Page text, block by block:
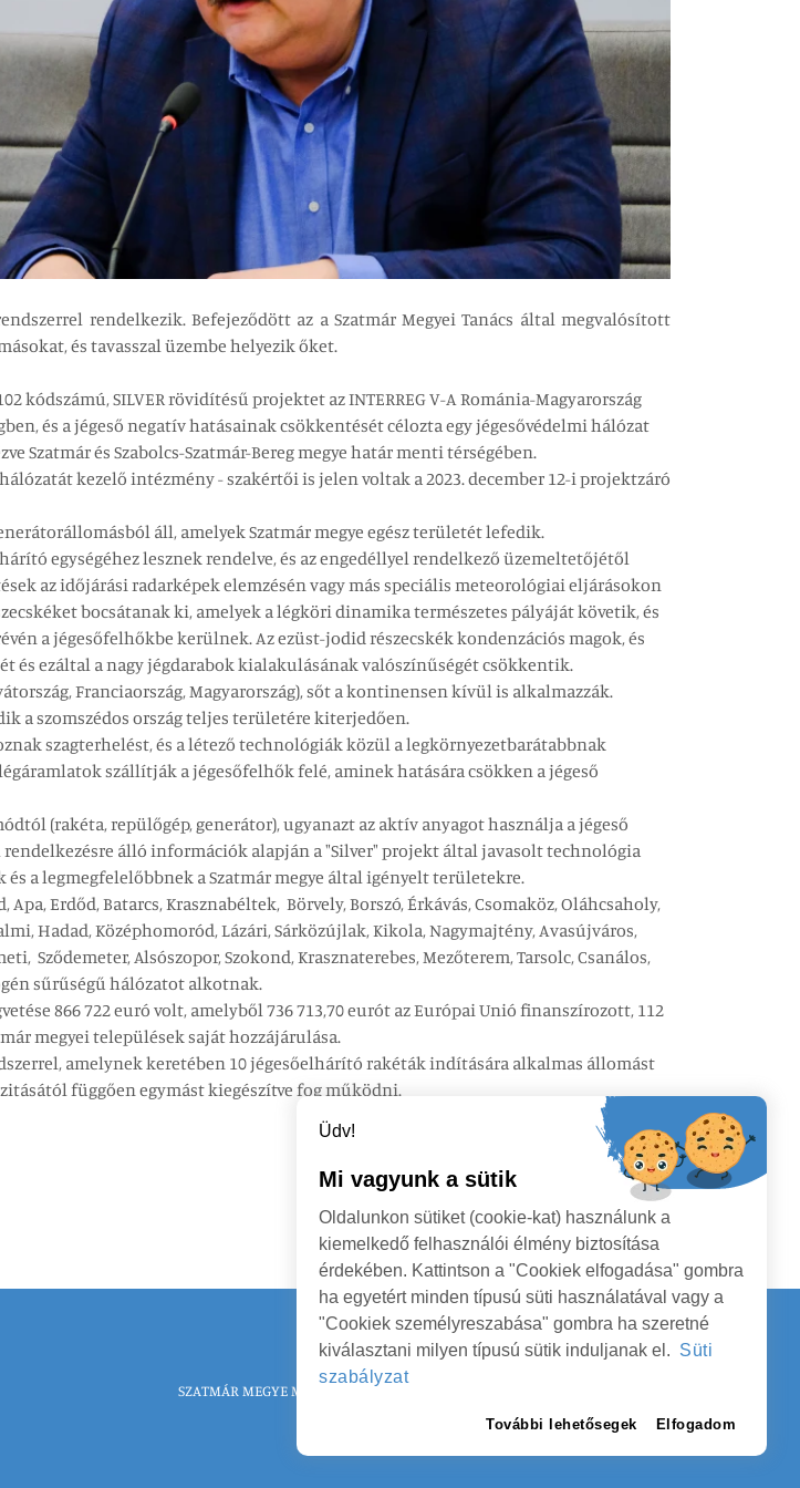
rendelkezik. Befejeződött az a Szatmár Megyei Tanács által megvalósított
és tavasszal üzembe helyezik őket.
kódszámú, SILVER rövidítésű projektet az INTERREG V-A Románia-Magyarország
és a jégeső negatív hatásainak csökkentését célozta egy jégesővédelmi hálózat
Szatmár és Szabolcs-Szatmár-Bereg megye határ menti térségében.
kezelő intézmény - szakértői is jelen voltak a 2023. december 12-i projektzáró
áll, amelyek Szatmár megye egész területét lefedik.
egységéhez lesznek rendelve, és az engedéllyel rendelkező üzemeltetőjétől
az időjárási radarképek elemzésén vagy más speciális meteorológiai eljárásokon
bocsátanak ki, amelyek a légköri dinamika természetes pályáját követik, és
a jégesőfelhőkbe kerülnek. Az ezüst-jodid részecskék kondenzációs magok, és
ezáltal a nagy jégdarabok kialakulásának valószínűségét csökkentik.
Franciaország, Magyarország), sőt a kontinensen kívül is alkalmazzák.
a szomszédos ország teljes területére kiterjedően.
szagterhelést, és a létező technológiák közül a legkörnyezetbarátabbnak
szállítják a jégesőfelhők felé, aminek hatására csökken a jégeső
(rakéta, repülőgép, generátor), ugyanazt az aktív anyagot használja a jégeső
álló információk alapján a "Silver" projekt által javasolt technológia
a legmegfelelőbbnek a Szatmár megye által igényelt területekre.
Erdőd, Batarcs, Krasznabéltek, Börvely, Borszó, Érkávás, Csomaköz, Oláhcsaholy,
Hadad, Középhomoród, Lázári, Sárközújlak, Kikola, Nagymajtény, Avasújváros,
Sződemeter, Alsószopor, Szokond, Krasznaterebes, Mezőterem, Tarsolc, Csanálos,
sűrűségű hálózatot alkotnak.
866 722 euró volt, amelyből 736 713,70 eurót az Európai Unió finanszírozott, 112
megyei települések saját hozzájárulása.
amelynek keretében 10 jégesőelhárító rakéták indítására alkalmas állomást
függően egymást kiegészítve fog működni.
SZATMÁR MEGYE MEGYEI TANÁCS
Üdv!
Mi vagyunk a sütik
Oldalunkon sütiket (cookie-kat) használunk a
kiemelkedő felhasználói élmény biztosítása
érdekében. Kattintson a "Cookiek elfogadása" gombra
ha egyetért minden típusú süti használatával vagy a
"Cookiek személyreszabása" gombra ha szeretné
kiválasztani milyen típusú sütik induljanak el. Süti
szabályzat
További lehetősegek Elfogadom